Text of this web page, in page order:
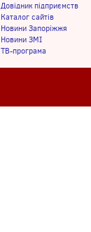
Довідник підприємств
Каталог сайтів
Новини Запоріжжя
Новини ЗМІ
ТВ-програма